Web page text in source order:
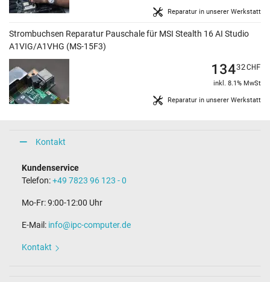
Reparatur in unserer Werkstatt
Strombuchsen Reparatur Pauschale für MSI Stealth 16 AI Studio
A1VIG/A1VHG (MS-15F3)
Reparatur in unserer Werkstatt
13432CHF
inkl. 8.1% MwSt
Kontakt
Kundenservice
Telefon:+49 7823 96 123 - 0
Mo-Fr: 9:00-12:00 Uhr
E-Mail: info@ipc-computer.de
Kontakt